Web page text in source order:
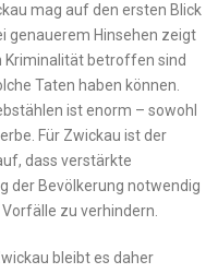
mag auf den ersten Blick
genauerem Hinsehen zeigt
Kriminalität betroffen sind
Taten haben können.
ist enorm – sowohl
Für Zwickau ist der
dass verstärkte
der Bevölkerung notwendig
zu verhindern.
bleibt es daher